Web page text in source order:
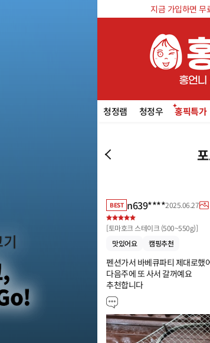
지금 가입하면
청정램 청정우 홍픽특가
BEST n639****2025.06.27
[토마호크 스테이크 (500~550g)]
맛있어요
캠핑추천
펜션가서 바베큐파티 제대로했
다음주에 또 사서 갈꺼예요
추천합니다